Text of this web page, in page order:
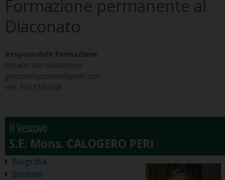
Formazione permanente al
Diaconato
Responsabile Formazione
Pusano don Gioacchino
gioacchinopusano@gmail.com
cell. 333 9160538
Il Vescovo
Biografia
Stemma